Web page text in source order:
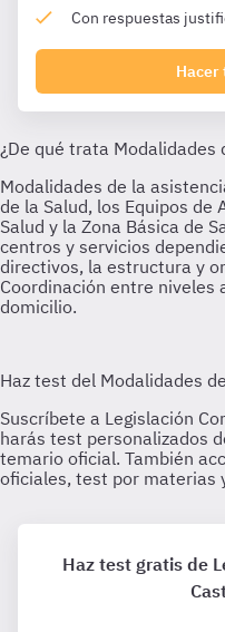
Con respuestas
Hacer
Haz test gratis de